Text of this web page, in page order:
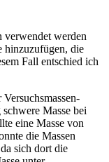
verwendet werden
hinzuzufügen, die
Fall entschied ich
Masse bei
eine Masse von
die Massen
sich dort die